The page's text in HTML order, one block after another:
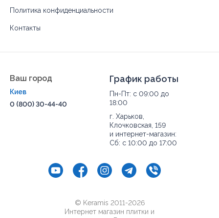
Политика конфиденциальности
Контакты
Ваш город
Киев
0 (800) 30-44-40
График работы
Пн-Пт: с 09:00 до
18:00
г. Харьков,
Клочковская, 159
и интернет-магазин:
Сб: с 10:00 до 17:00
© Keramis 2011-2026
Интернет магазин плитки и